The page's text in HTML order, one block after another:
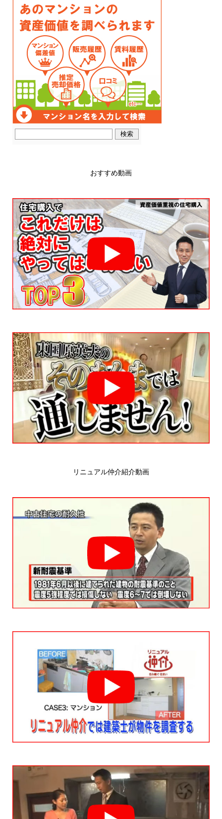
おすすめ動画
リニュアル仲介紹介動画